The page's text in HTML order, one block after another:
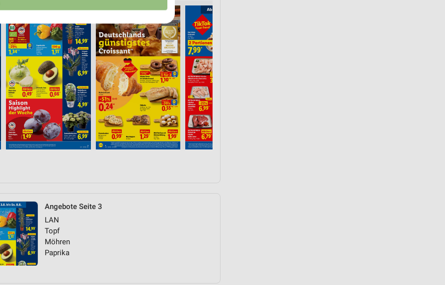
Angebote Seite 3
LAN
Topf
Möhren
Paprika
Daten aus verschiedenen